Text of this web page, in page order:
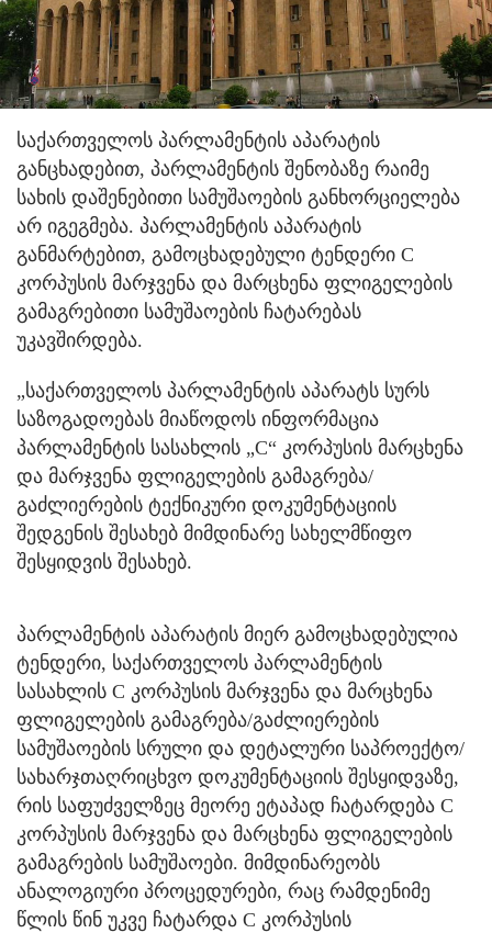
საქართველოს პარლამენტის აპარატის
განცხადებით, პარლამენტის შენობაზე რაიმე
სახის დაშენებითი სამუშაოების განხორციელება
არ იგეგმება. პარლამენტის აპარატის
განმარტებით, გამოცხადებული ტენდერი C
კორპუსის მარჯვენა და მარცხენა ფლიგელების
გამაგრებითი სამუშაოების ჩატარებას
უკავშირდება.
„საქართველოს პარლამენტის აპარატს სურს
საზოგადოებას მიაწოდოს ინფორმაცია
პარლამენტის სასახლის „С“ კორპუსის მარცხენა
და მარჯვენა ფლიგელების გამაგრება/
გაძლიერების ტექნიკური დოკუმენტაციის
შედგენის შესახებ მიმდინარე სახელმწიფო
შესყიდვის შესახებ.
პარლამენტის აპარატის მიერ გამოცხადებულია
ტენდერი, საქართველოს პარლამენტის
სასახლის C კორპუსის მარჯვენა და მარცხენა
ფლიგელების გამაგრება/გაძლიერების
სამუშაოების სრული და დეტალური საპროექტო/
სახარჯთაღრიცხვო დოკუმენტაციის შესყიდვაზე,
რის საფუძველზეც მეორე ეტაპად ჩატარდება C
კორპუსის მარჯვენა და მარცხენა ფლიგელების
გამაგრების სამუშაოები. მიმდინარეობს
ანალოგიური პროცედურები, რაც რამდენიმე
წლის წინ უკვე ჩატარდა C კორპუსის